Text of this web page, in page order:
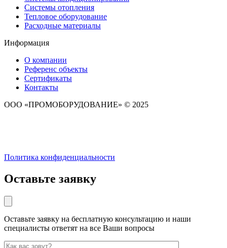
Системы отопления
Тепловое оборудование
Расходные материалы
Информация
О компании
Референс объекты
Сертификаты
Контакты
ООО «ПРОМОБОРУДОВАНИЕ» © 2025
Политика конфиденциальности
Оставьте заявку
Оставьте заявку на бесплатную консультацию и наши
специалисты ответят на все Ваши вопросы